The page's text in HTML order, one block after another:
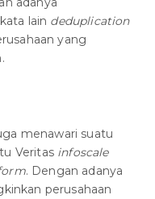
lain deduplication
yang
menawari suatu
Veritas infoscale
. Dengan adanya
perusahaan